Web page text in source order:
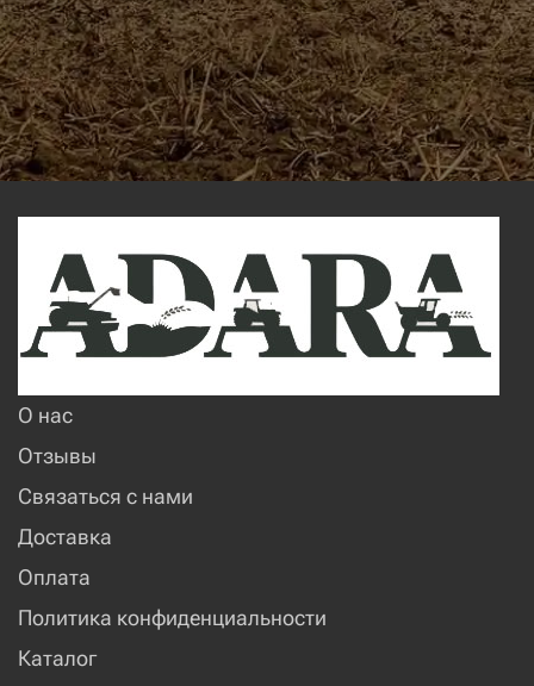
О нас
Отзывы
Связаться с нами
Доставка
Оплата
Политика конфиденциальности
Каталог